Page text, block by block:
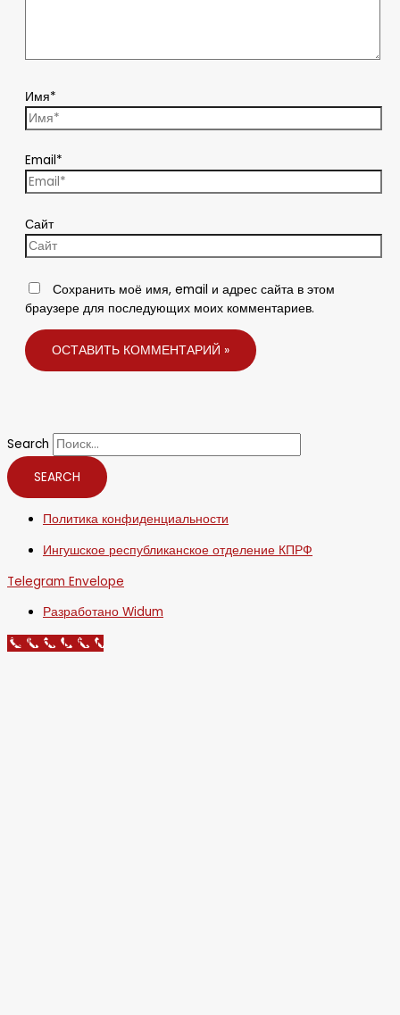
Имя*
Email*
Сайт
Сохранить моё имя, email и адрес сайта в этом
браузере для последующих моих комментариев.
Search
SEARCH
Политика конфиденциальности
Ингушское республиканское отделение КПРФ
Telegram Envelope
Разработано Widum
Call Now Button